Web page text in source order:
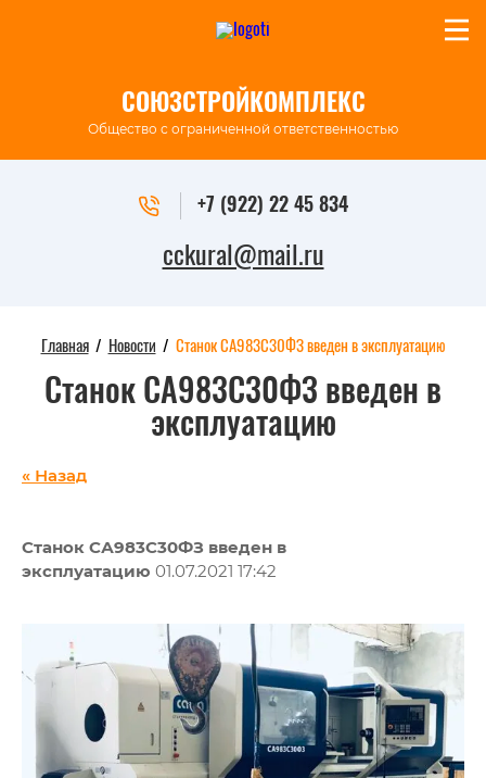
СОЮЗСТРОЙКОМПЛЕКС
Общество с ограниченной ответственностью
cckural@mail.ru
+7 (922) 22 45 834
Главная / Новости / Станок СА983С30ФЗ введен в эксплуатацию
Станок СА983С30ФЗ введен в
эксплуатацию
« Назад
Станок СА983С30ФЗ введен в
эксплуатацию 01.07.2021 17:42